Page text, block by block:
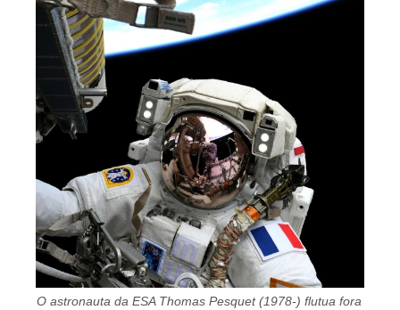
O astronauta da ESA Thomas Pesquet (1978-) flutua fora